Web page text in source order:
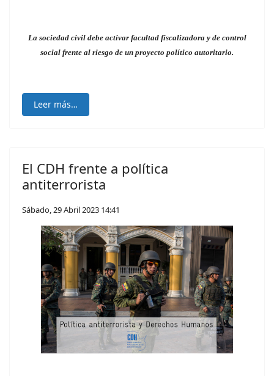
La sociedad civil debe activar facultad fiscalizadora y de control
social frente al riesgo de un proyecto político autoritario.
Leer más…
El CDH frente a política
antiterrorista
Sábado, 29 Abril 2023 14:41